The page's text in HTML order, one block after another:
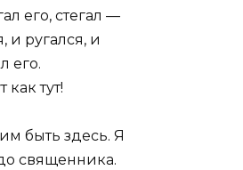
его, стегал —
и ругался, и
его.
тут!
быть здесь. Я
священника.